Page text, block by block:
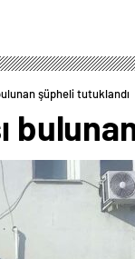
şüpheli tutuklandı